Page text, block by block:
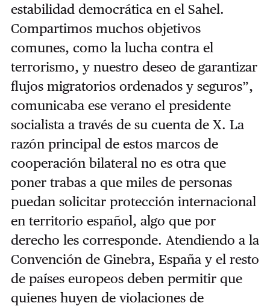
estabilidad democrática en el Sahel.
Compartimos muchos objetivos
comunes, como la lucha contra el
terrorismo, y nuestro deseo de garantizar
flujos migratorios ordenados y seguros”,
comunicaba ese verano el presidente
socialista a través de su cuenta de X. La
razón principal de estos marcos de
cooperación bilateral no es otra que
poner trabas a que miles de personas
puedan solicitar protección internacional
en territorio español, algo que por
derecho les corresponde. Atendiendo a la
Convención de Ginebra, España y el resto
de países europeos deben permitir que
quienes huyen de violaciones de